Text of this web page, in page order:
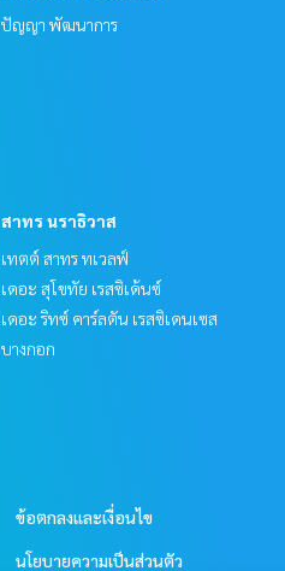
ปัญญา พัฒนาการ
สาทร นราธิวาส
เทตต์ สาทร ทเวลฟ์
เดอะ สุโขทัย เรสซิเด้นซ์
เดอะ ริทซ์ คาร์ลตัน เรสซิเดนเซส
บางกอก
ข้อตกลงและเงื่อนไข
นโยบายความเป็นส่วนตัว